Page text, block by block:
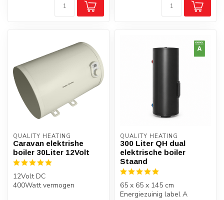
QUALITY HEATING
Caravan elektrishe
boiler 30Liter 12Volt
12Volt DC
400Watt vermogen
QUALITY HEATING
300 Liter QH dual
elektrische boiler
Staand
65 x 65 x 145 cm
Energiezuinig label A